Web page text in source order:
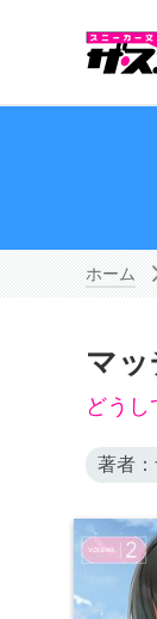
ホーム
マ
どう
著者